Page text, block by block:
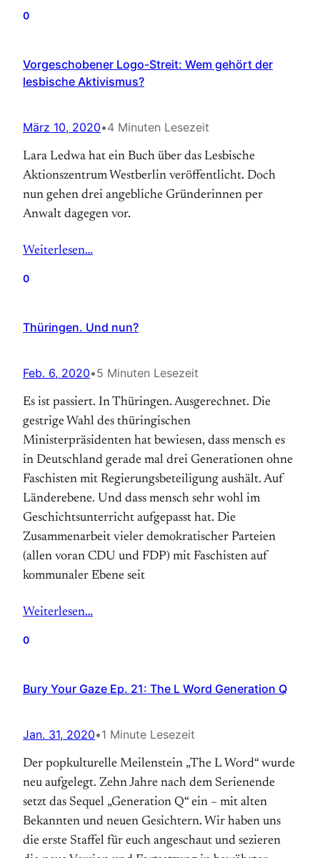
0
Vorgeschobener Logo-Streit: Wem gehört der
lesbische Aktivismus?
März 10, 2020•4 Minuten Lesezeit
Lara Ledwa hat ein Buch über das Lesbische
Aktionszentrum Westberlin veröffentlicht. Doch
nun gehen drei angebliche Gründerinnen per
Anwalt dagegen vor.
Weiterlesen…
0
Thüringen. Und nun?
Feb. 6, 2020•5 Minuten Lesezeit
Es ist passiert. In Thüringen. Ausgerechnet. Die
gestrige Wahl des thüringischen
Ministerpräsidenten hat bewiesen, dass mensch es
in Deutschland gerade mal drei Generationen ohne
Faschisten mit Regierungsbeteiligung aushält. Auf
Länderebene. Und dass mensch sehr wohl im
Geschichtsunterricht aufgepasst hat. Die
Zusammenarbeit vieler demokratischer Parteien
(allen voran CDU und FDP) mit Faschisten auf
kommunaler Ebene seit
Weiterlesen…
0
Bury Your Gaze Ep. 21: The L Word Generation Q
Jan. 31, 2020•1 Minute Lesezeit
Der popkulturelle Meilenstein „The L Word“ wurde
neu aufgelegt. Zehn Jahre nach dem Serienende
setzt das Sequel „Generation Q“ ein – mit alten
Bekannten und neuen Gesichtern. Wir haben uns
die erste Staffel für euch angeschaut und sezieren